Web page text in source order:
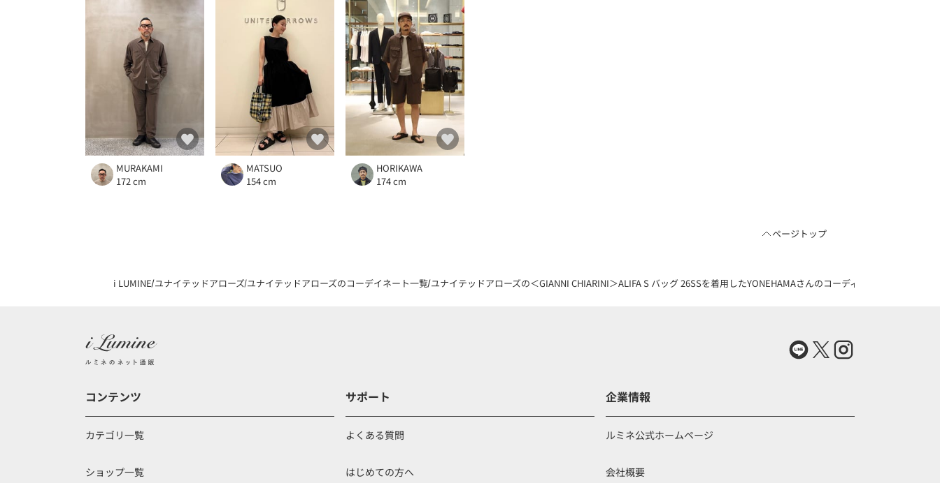
MURAKAMI
172 cm
MATSUO
154 cm
HORIKAWA
174 cm
ページトップ
i LUMINE ユナイテッドアローズ ユナイテッドアローズのコーデイネート一覧ユナイテッドアローズの＜GIANNI CHIARINI＞ALIFA S バッグ 26SSを着用したYONEHAMAさんのコーディネート（83747378
コンテンツ
カテゴリ一覧
ショップ一覧
サポート
よくある質問
はじめての方へ
企業情報
ルミネ公式ホームページ
会社概要